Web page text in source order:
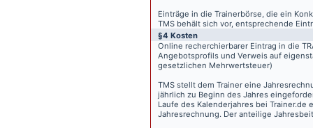
Einträge in die Trainerbörse, die ein
TMS behält sich vor, entsprechende
§4 Kosten
Online recherchierbarer Eintrag in die
Angebotsprofils und Verweis auf
gesetzlichen Mehrwertsteuer)
TMS stellt dem Trainer eine
jährlich zu Beginn des Jahres
Laufe des Kalenderjahres bei
Jahresrechnung. Der anteilige